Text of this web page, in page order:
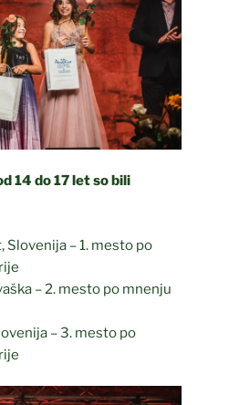
14 do 17 let so bili
Slovenija – 1. mesto po
– 2. mesto po mnenju
– 3. mesto po